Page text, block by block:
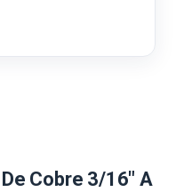
Cobre 3/16" A